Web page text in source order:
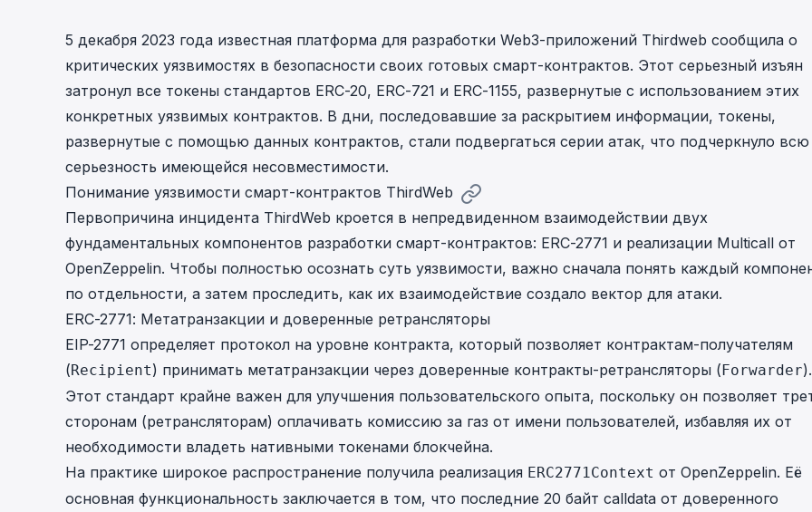
5 декабря 2023 года известная платформа для разработки Web3-приложений Thirdweb сообщила о
критических уязвимостях в безопасности своих готовых смарт-контрактов. Этот серьезный изъян
затронул все токены стандартов ERC-20, ERC-721 и ERC-1155, развернутые с использованием этих
конкретных уязвимых контрактов. В дни, последовавшие за раскрытием информации, токены,
развернутые с помощью данных контрактов, стали подвергаться серии атак, что подчеркнуло всю
серьезность имеющейся несовместимости.
Понимание уязвимости смарт-контрактов ThirdWeb
Первопричина инцидента ThirdWeb кроется в непредвиденном взаимодействии двух
фундаментальных компонентов разработки смарт-контрактов: ERC-2771 и реализации Multicall от
OpenZeppelin. Чтобы полностью осознать суть уязвимости, важно сначала понять каждый
по отдельности, а затем проследить, как их взаимодействие создало вектор для атаки.
ERC-2771: Метатранзакции и доверенные ретрансляторы
EIP-2771 определяет протокол на уровне контракта, который позволяет контрактам-получателям
(Recipient) принимать метатранзакции через доверенные контракты-ретрансляторы (Forwarder).
Этот стандарт крайне важен для улучшения пользовательского опыта, поскольку он позволяет
сторонам (ретрансляторам) оплачивать комиссию за газ от имени пользователей, избавляя их от
необходимости владеть нативными токенами блокчейна.
На практике широкое распространение получила реализация ERC2771Context от OpenZeppelin. Её
основная функциональность заключается в том, что последние 20 байт calldata от доверенного